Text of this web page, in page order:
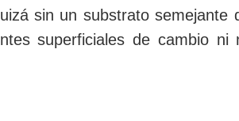
sin un substrato semejante
superficiales de cambio